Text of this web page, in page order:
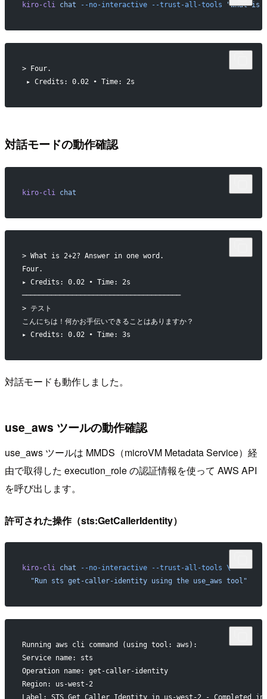
kiro-cli chat --no-interactive --trust-all-tools "What is
> Four.
▸ Credits: 0.02 • Time: 2s
対話モードの動作確認
kiro-cli chat
> What is 2+2? Answer in one word.
Four.
▸ Credits: 0.02 • Time: 2s
──────────────────────────────────────
> テスト
こんにちは！何かお手伝いできることはありますか？
▸ Credits: 0.02 • Time: 3s
対話モードも動作しました。
use_aws ツールの動作確認
use_aws ツールは MMDS（microVM Metadata Service）経
由で取得した execution_role の認証情報を使って AWS API
を呼び出します。
許可された操作（sts:GetCallerIdentity）
kiro-cli chat --no-interactive --trust-all-tools \
  "Run sts get-caller-identity using the use_aws tool"
Running aws cli command (using tool: aws):
Service name: sts
Operation name: get-caller-identity
Region: us-west-2
Label: STS Get Caller Identity in us-west-2 - Completed in